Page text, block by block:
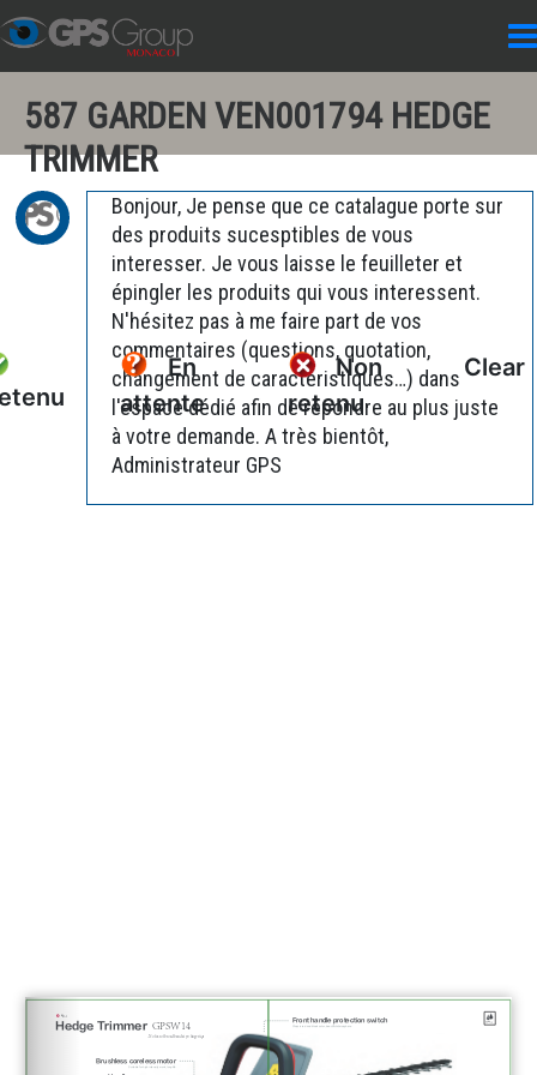
587 GARDEN VEN001794 HEDGE
TRIMMER
En
attente
Non
retenu
Clear
Bonjour, Je pense que ce catalague porte sur
des produits sucesptibles de vous
interesser. Je vous laisse le feuilleter et
épingler les produits qui vous interessent.
N'hésitez pas à me faire part de vos
commentaires (questions, quotation,
changement de caractéristiques…) dans
l'espace dédié afin de répondre au plus juste
à votre demande. A très bientôt,
Administrateur GPS